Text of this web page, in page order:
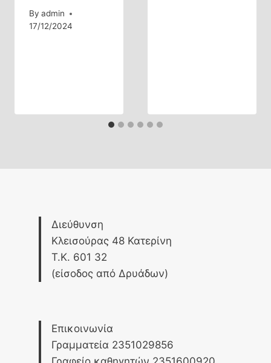
By admin
17/12/2024
Διεύθυνση
Κλεισούρας 48 Κατερίνη
Τ.Κ. 601 32
(είσοδος από Δρυάδων)
Επικοινωνία
Γραμματεία 2351029856